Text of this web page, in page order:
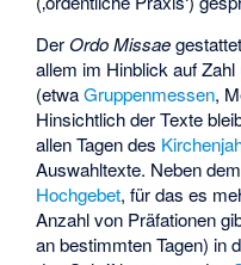
DerOrdo Missae
allem im Hinblick auf
(etwaGruppenmessen,
Hinsichtlich der Texte
allen Tagen des
Auswahltexte. Neben
Hochgebet, für das es
Anzahl von Präfationen
an bestimmten Tagen) in